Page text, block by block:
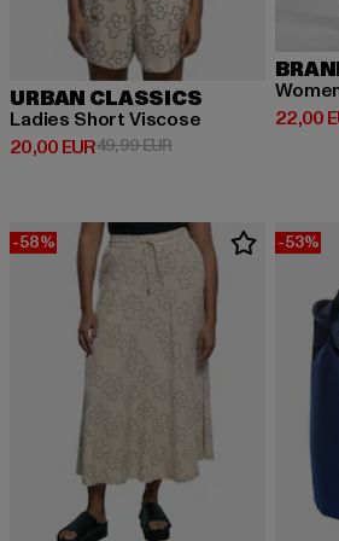
URBAN CLASSICS
Ladies Short Viscose
20,00 EUR
Derzeitiger Preis: 20,00 EUR
49,99 EURAktionspreis: 49,99 EUR
22,00
-58% -53%